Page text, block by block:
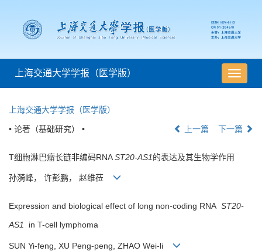
导
航
上海交通大学学报（医学版）
上海交通大学学报（医学版）
• 论著（基础研究） • 上一篇 下一篇
T细胞淋巴瘤长链非编码RNAST20-AS1的表达及其生物学作用
孙漪峰， 许彭鹏， 赵维莅
Expression and biological effect of long non-coding RNA ST20-
AS1 in T-cell lymphoma
SUN Yi-feng, XU Peng-peng, ZHAO Wei-li